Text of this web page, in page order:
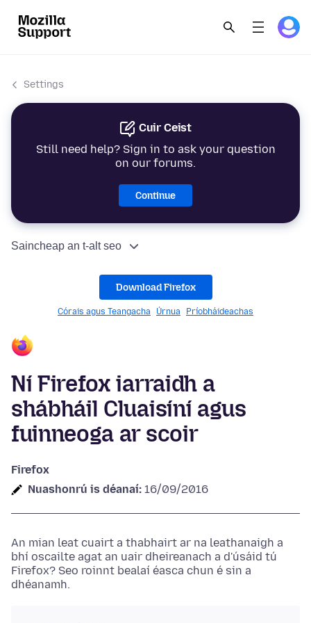
Settings
Cuir Ceist
Still need help? Sign in to ask your question
on our forums.
Continue
Saincheap an t-alt seo
Download Firefox
Córais agus Teangacha Úrnua Príobháideachas
Ní Firefox iarraidh a
shábháil Cluaisíní agus
fuinneoga ar scoir
Firefox
Nuashonrú is déanaí: 16/09/2016
An mian leat cuairt a thabhairt ar na leathanaigh a
bhí oscailte agat an uair dheireanach a d'úsáid tú
Firefox? Seo roinnt bealaí éasca chun é sin a
dhéanamh.